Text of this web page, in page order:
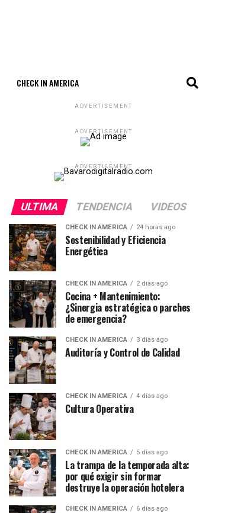
CHECK IN AMERICA
ADVERTISEMENT
ADVERTISEMENT
ADVERTISEMENT
ULTIMA TENDENCIA VIDEOS
CHECK IN AMERICA 24 horas ago
Sostenibilidad y Eficiencia
Energética
CHECK IN AMERICA 2 días ago
Cocina + Mantenimiento:
¿Sinergia estratégica o parches
de emergencia?
CHECK IN AMERICA 3 días ago
Auditoría y Control de Calidad
CHECK IN AMERICA 4 días ago
Cultura Operativa
CHECK IN AMERICA 5 días ago
La trampa de la temporada alta:
por qué exigir sin formar
destruye la operación hotelera
CHECK IN AMERICA 6 días ago